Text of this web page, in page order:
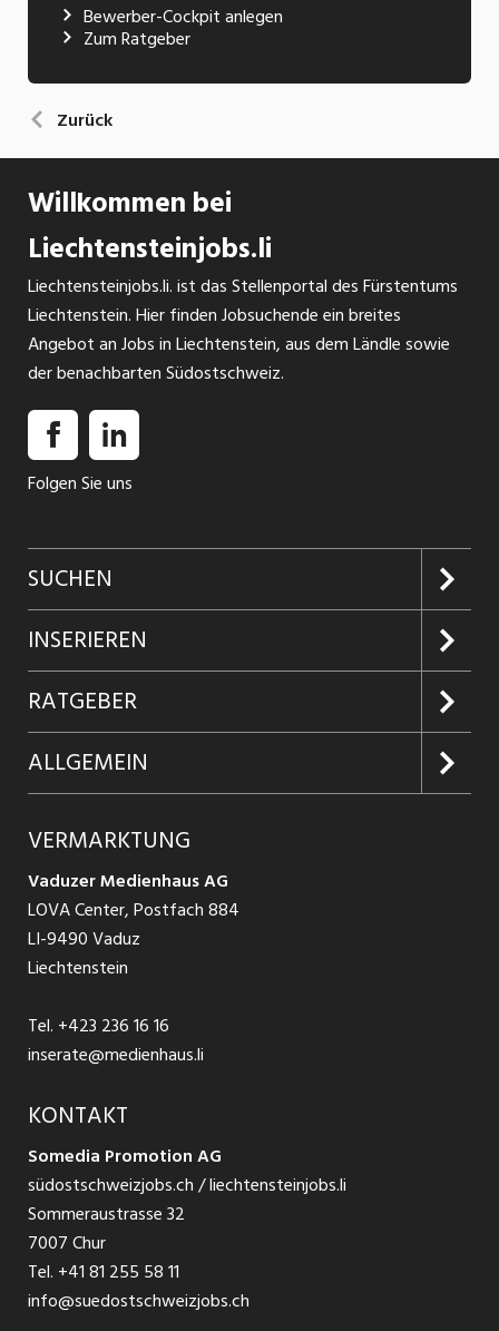
Bewerber-Cockpit anlegen
Zum Ratgeber
Zurück
Willkommen bei
Liechtensteinjobs.li
Liechtensteinjobs.li. ist das Stellenportal des Fürstentums
Liechtenstein. Hier finden Jobsuchende ein breites
Angebot an Jobs in Liechtenstein, aus dem Ländle sowie
der benachbarten Südostschweiz.
Folgen Sie uns
SUCHEN
Jobs suchen
Jobabo
Firmen entdecken
Jobs in Graubünden
Jobs in St. Gallen
Jobs in Glarus
Jobs in der Südostschweiz
Temporär Jobs
Teilzeit Jobs
Praktikum
INSERIEREN
Kundenlogin
Inserieren
Produkte
Schnittstelle
RATGEBER
Glossar
Ratgeber Bewerbung / Rekrutierung
ALLGEMEIN
AGB
Datenschutzbestimmungen
Nutzungsbedingungen
Impressum
VERMARKTUNG
Vaduzer Medienhaus AG
LOVA Center, Postfach 884
LI-9490 Vaduz
Liechtenstein
Tel. +423 236 16 16
inserate@medienhaus.li
KONTAKT
Somedia Promotion AG
südostschweizjobs.ch / liechtensteinjobs.li
Sommeraustrasse 32
7007 Chur
Tel. +41 81 255 58 11
info@suedostschweizjobs.ch